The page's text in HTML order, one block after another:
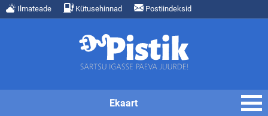
Ilmateade Kütusehinnad Postiindeksid
Ekaart